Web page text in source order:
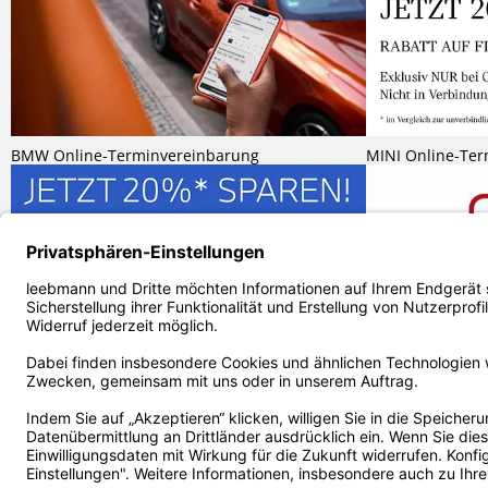
BMW Online-Terminvereinbarung
BMW Online-Terminvereinbarung
MINI Online-